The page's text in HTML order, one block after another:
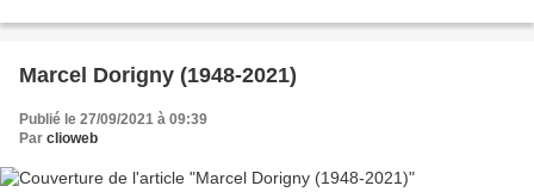
Marcel Dorigny (1948-2021)
Publié le 27/09/2021 à 09:39
Par clioweb